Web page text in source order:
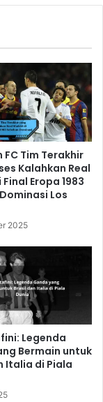
FC Tim Terakhir
Kalahkan Real
Eropa 1983
Los
2025
Legenda
Bermain untuk
Italia di Piala